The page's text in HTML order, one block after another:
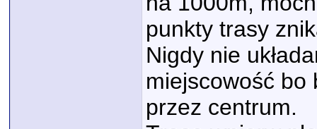
punkty trasy
Nigdy nie
miejscowość bo
przez centrum.